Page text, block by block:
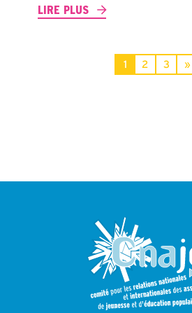
LIRE PLUS
1 2 3 »